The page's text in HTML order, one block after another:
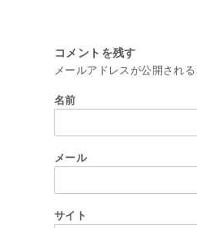
コメントを残す
メールアドレスが公開され
名前
メール
サイト